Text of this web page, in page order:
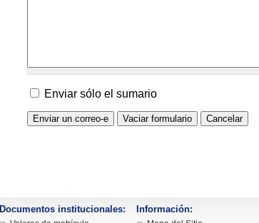
Enviar sólo el sumario
Documentos institucionales: Información: